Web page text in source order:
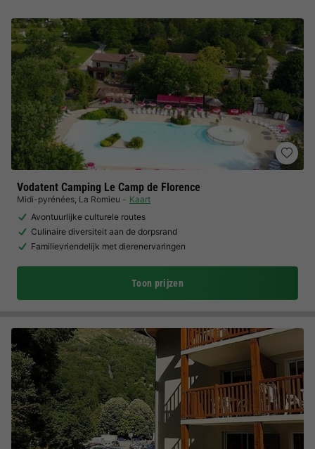
Vodatent Camping Le Camp de Florence
Midi-pyrénées, La Romieu
Kaart
Avontuurlijke culturele routes
Culinaire diversiteit aan de dorpsrand
Familievriendelijk met dierenervaringen
Toon prijzen